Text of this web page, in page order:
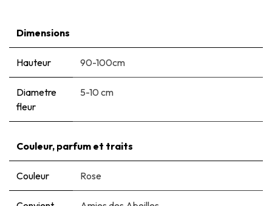
Dimensions
Hauteur 90-100cm
Diametre
fleur
5-10 cm
Couleur, parfum et traits
Couleur Rose